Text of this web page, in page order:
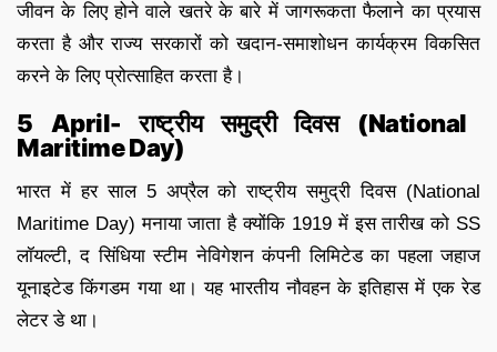
जीवन के लिए होने वाले खतरे के बारे में जागरूकता फैलाने का प्रयास
करता है और राज्य सरकारों को खदान-समाशोधन कार्यक्रम विकसित
करने के लिए प्रोत्साहित करता है।
5 April- राष्ट्रीय समुद्री दिवस (National
Maritime Day)
भारत में हर साल 5 अप्रैल को राष्ट्रीय समुद्री दिवस (National
Maritime Day) मनाया जाता है क्योंकि 1919 में इस तारीख को SS
लॉयल्टी, द सिंधिया स्टीम नेविगेशन कंपनी लिमिटेड का पहला जहाज
यूनाइटेड किंगडम गया था। यह भारतीय नौवहन के इतिहास में एक रेड
लेटर डे था।